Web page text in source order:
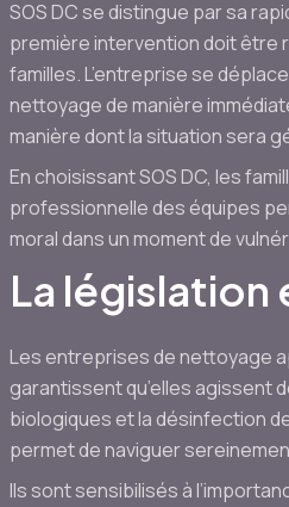
SOS DC se distingue par sa
première intervention doit être
familles. L’entreprise se
nettoyage de manière
manière dont la situation sera
En choisissant SOS DC, les
professionnelle des équipes
moral dans un moment de
La
Les entreprises de nettoyage
garantissent qu’elles agissent
biologiques et la désinfection
permet de naviguer
Ils sont sensibilisés à